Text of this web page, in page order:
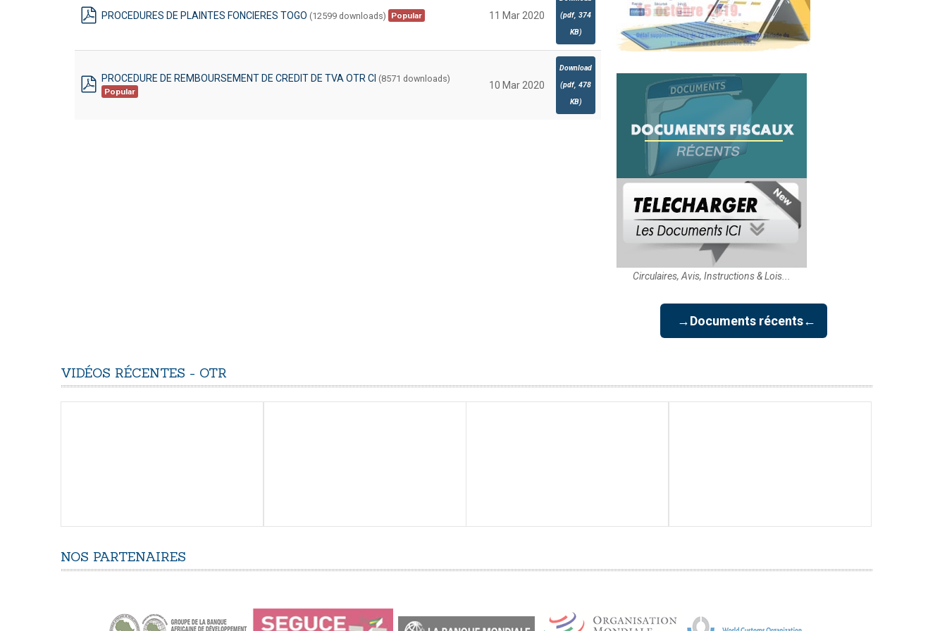
PROCEDURES DE PLAINTES FONCIERES TOGO (12599 downloads) Popular 11 Mar 2020
(pdf, 374
KB)
pdf
PROCEDURE DE REMBOURSEMENT DE CREDIT DE TVA OTR CI (8571 downloads)
Popular
10 Mar 2020
Download
(pdf, 478
KB)
Circulaires, Avis, Instructions & Lois...
→Documents récents←
VIDÉOS RÉCENTES - OTR
NOS PARTENAIRES